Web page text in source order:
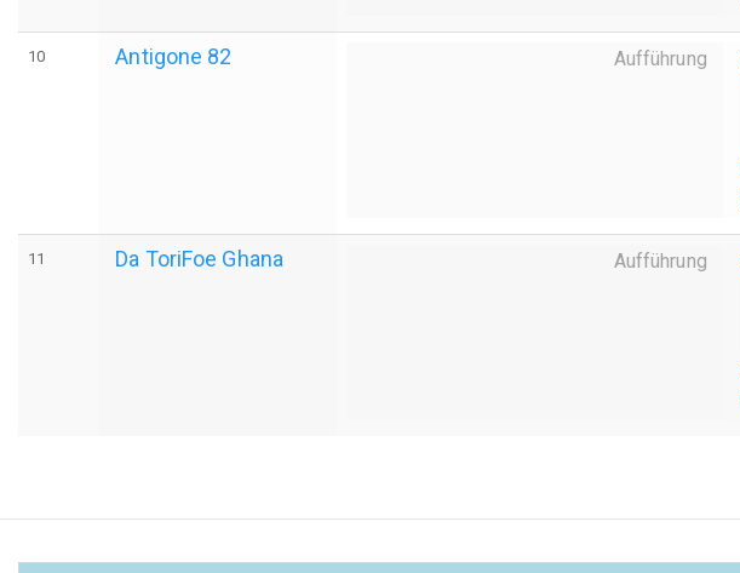
10 Antigone 82 Aufführung
11 Da ToriFoe Ghana Aufführung